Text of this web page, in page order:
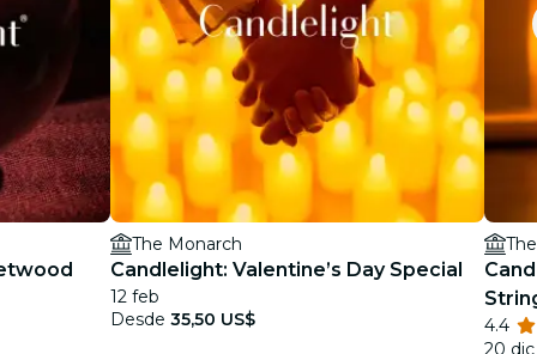
The Monarch
Candlelight: Valentine’s Day Special
12 feb
Desde 35,50 US$
4.4
20 dic